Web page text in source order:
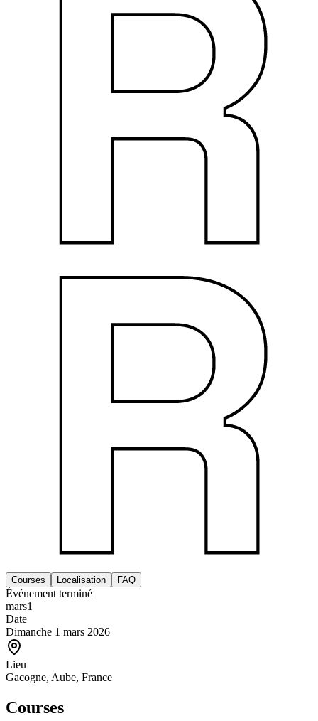
Courses Localisation FAQ
Événement terminé
mars1
Date
Dimanche 1 mars 2026
Lieu
Gacogne, Aube, France
Courses